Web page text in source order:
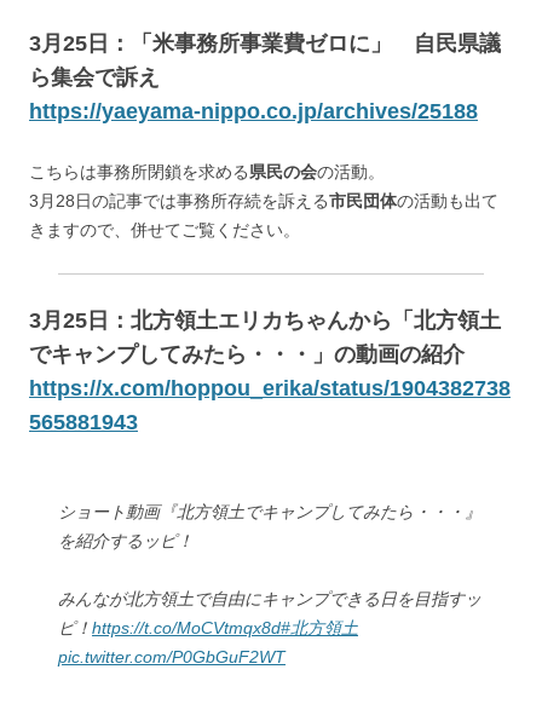
3月25日：「米事務所事業費ゼロに」 自民県議
ら集会で訴え
https://yaeyama-nippo.co.jp/archives/25188
こちらは事務所閉鎖を求める県民の会の活動。
3月28日の記事では事務所存続を訴える市民団体の活動も出て
きますので、併せてご覧ください。
3月25日：北方領土エリカちゃんから「北方領土
でキャンプしてみたら・・・」の動画の紹介
https://x.com/hoppou_erika/status/1904382738
565881943
ショート動画『北方領土でキャンプしてみたら・・・』
を紹介するッピ！
みんなが北方領土で自由にキャンプできる日を目指すッ
ピ！ https://t.co/MoCVtmqx8d#北方領土
pic.twitter.com/P0GbGuF2WT